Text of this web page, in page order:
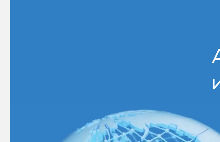
Экспортные авиаперевозки из России